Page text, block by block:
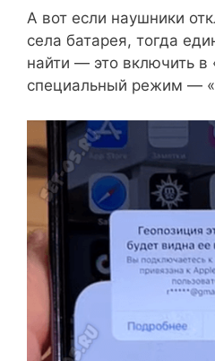
А вот если наушники
села батарея, тогда
найти — это включить в
специальный режим —